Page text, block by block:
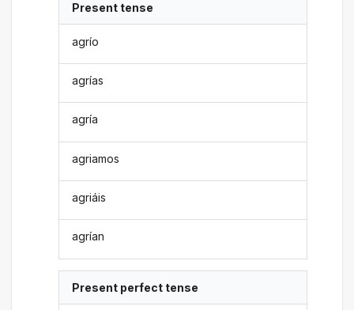
Present tense
agrío
agrías
agría
agriamos
agriáis
agrían
Present perfect tense